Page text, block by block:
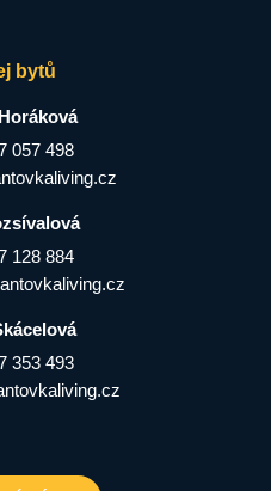
bytů
057 498
128 884
353 493